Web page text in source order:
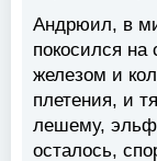
Андрюил, в
покосился на
железом и
плетения, и
лешему,
осталось,